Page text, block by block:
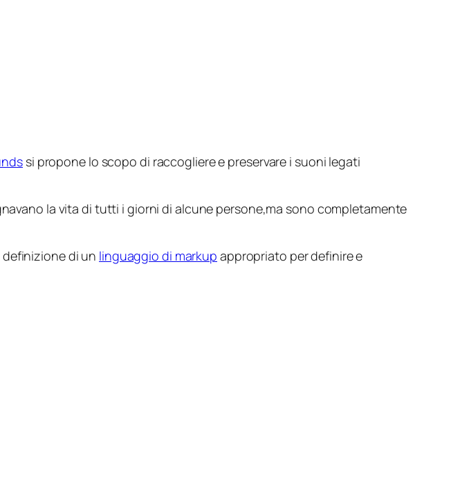
si propone lo scopo di raccogliere e preservare i suoni legati
la vita di tutti i giorni di alcune persone,ma sono completamente
di un linguaggio di markup appropriato per definire e